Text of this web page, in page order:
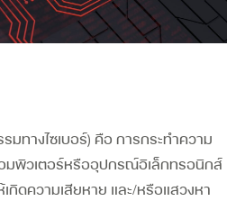
มทางไซเบอร์) คือ การกระทำความ
มพิวเตอร์หรืออุปกรณ์อิเล็กทรอนิกส์
เกิดความเสียหาย และ/หรือแสวงหา